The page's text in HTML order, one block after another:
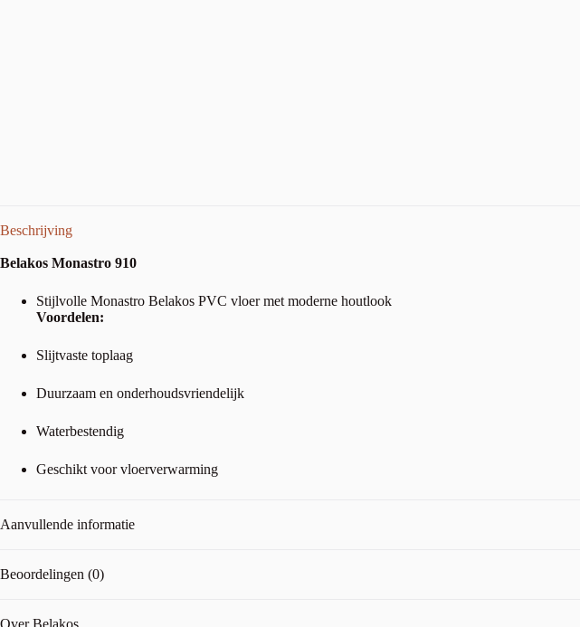
Beschrijving
Belakos Monastro 910
Stijlvolle Monastro Belakos PVC vloer met moderne houtlook
Voordelen:
Slijtvaste toplaag
Duurzaam en onderhoudsvriendelijk
Waterbestendig
Geschikt voor vloerverwarming
Aanvullende informatie
Beoordelingen (0)
Over Belakos